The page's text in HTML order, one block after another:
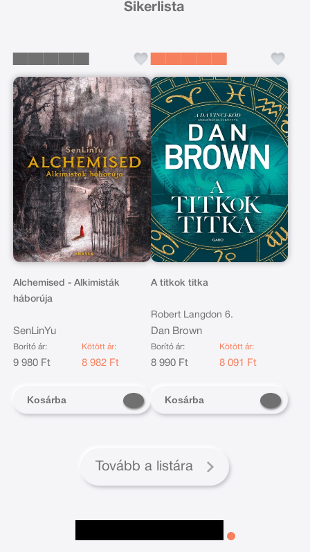
Sikerlista
Alchemised - Alkimisták
háborúja
SenLinYu
Borító ár:
9 980 Ft
Kötött ár:
8 982 Ft
Kosárba
A titkok titka
Robert Langdon 6.
Dan Brown
Borító ár:
8 990 Ft
Kötött ár:
8 091 Ft
Kosárba
Tovább a listára